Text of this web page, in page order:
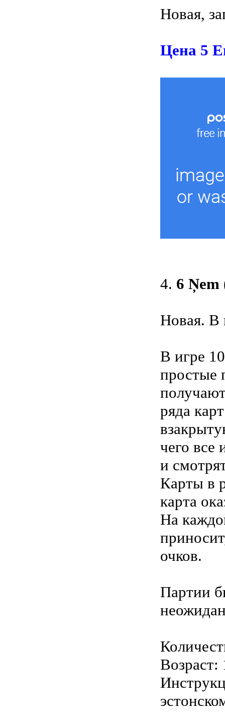
Новая,
Цена 5
4. 6 Ņem
Новая. В
В игре
простые
ряда
чего все
и
Карты в
карта
На
очков.
Партии
Возраст: